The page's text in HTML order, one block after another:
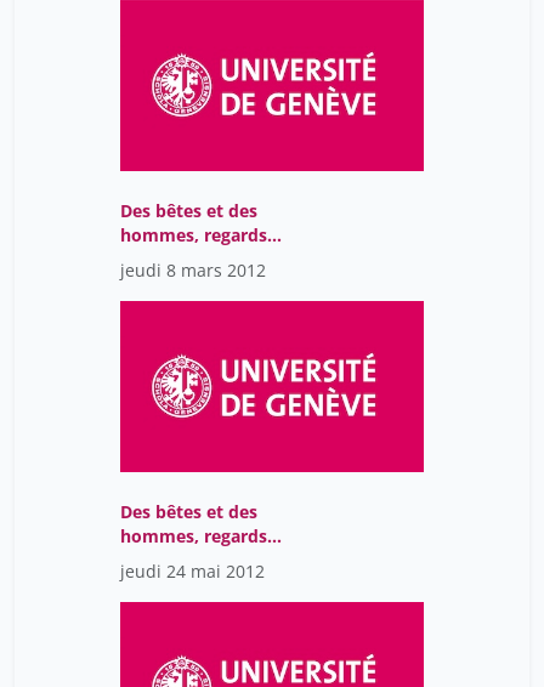
Des bêtes et des
hommes, regards
médiévaux sur la nature
et les animaux
jeudi 8 mars 2012
Des bêtes et des
hommes, regards
médiévaux sur la nature
et les animaux
jeudi 24 mai 2012